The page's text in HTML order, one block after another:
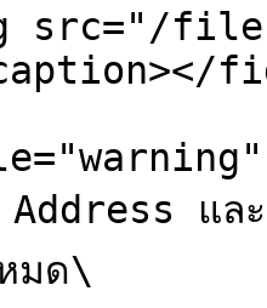
src="/files/
Address แล
มด\